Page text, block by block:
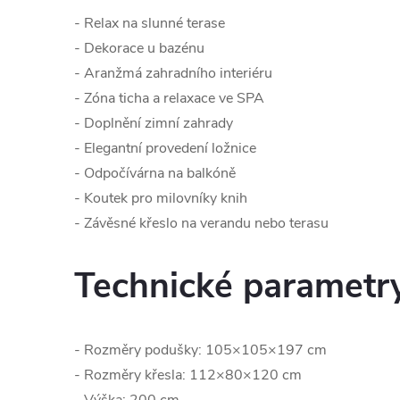
- Relax na slunné terase
- Dekorace u bazénu
- Aranžmá zahradního interiéru
- Zóna ticha a relaxace ve SPA
- Doplnění zimní zahrady
- Elegantní provedení ložnice
- Odpočívárna na balkóně
- Koutek pro milovníky knih
- Závěsné křeslo na verandu nebo terasu
Technické
- Rozměry podušky: 105×105×197 cm
- Rozměry křesla: 112×80×120 cm